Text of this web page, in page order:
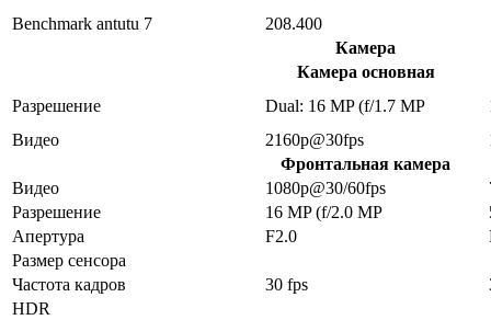
Benchmark antutu 7
208.400
Камера
Камера основная
Разрешение
Dual: 16 MP (f/1.7 MP
Видео
2160p@30fps
Фронтальная камера
Видео
1080p@30/60fps
Разрешение
16 MP (f/2.0 MP
Апертура
F2.0
Размер сенсора
Частота кадров
30 fps
HDR